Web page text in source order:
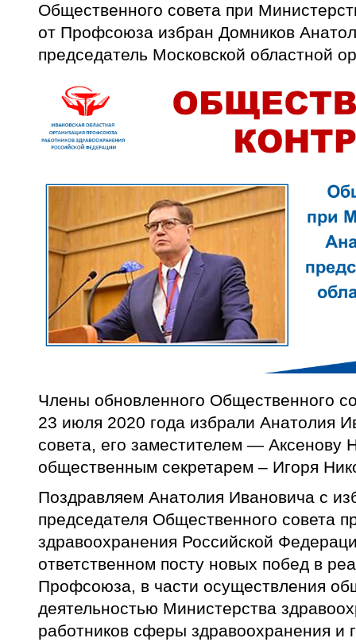
Общественного совета при
от Профсоюза избран Домников
председатель Московской областной
Члены обновленного Общественного
23 июля 2020 года избрали Анатолия
совета, его заместителем — Аксенову
общественным секретарем – Игоря
Поздравляем Анатолия Ивановича с
председателя Общественного совета
здравоохранения Российской
ответственном посту новых побед в
Профсоюза, в части осуществления
деятельностью Министерства
работников сферы здравоохранения и